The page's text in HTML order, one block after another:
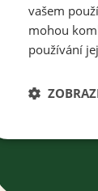
vašem
mohou
používání